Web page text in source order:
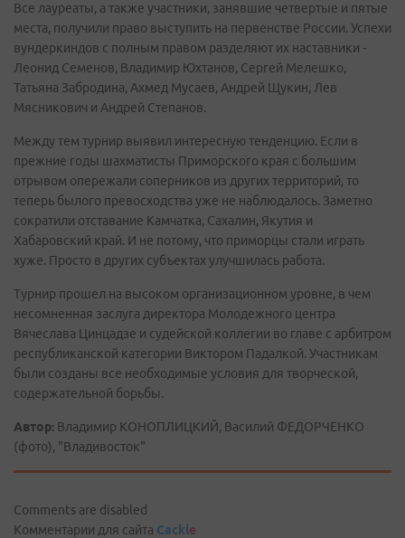
Все лауреаты, а также участники, занявшие четвертые и пятые
места, получили право выступить на первенстве России. Успехи
вундеркиндов с полным правом разделяют их наставники -
Леонид Семенов, Владимир Юхтанов, Сергей Мелешко,
Татьяна Забродина, Ахмед Мусаев, Андрей Щукин, Лев
Мясникович и Андрей Степанов.
Между тем турнир выявил интересную тенденцию. Если в
прежние годы шахматисты Приморского края с большим
отрывом опережали соперников из других территорий, то
теперь былого превосходства уже не наблюдалось. Заметно
сократили отставание Камчатка, Сахалин, Якутия и
Хабаровский край. И не потому, что приморцы стали играть
хуже. Просто в других субъектах улучшилась работа.
Турнир прошел на высоком организационном уровне, в чем
несомненная заслуга директора Молодежного центра
Вячеслава Цинцадзе и судейской коллегии во главе с арбитром
республиканской категории Виктором Падалкой. Участникам
были созданы все необходимые условия для творческой,
содержательной борьбы.
Автор: Владимир КОНОПЛИЦКИЙ, Василий ФЕДОРЧЕНКО
(фото), "Владивосток"
Comments are disabled
Комментарии для сайта Cackle